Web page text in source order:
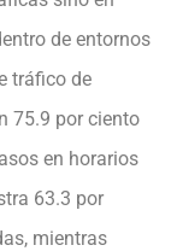
de entornos
tráfico de
75.9 por ciento
en horarios
63.3 por
mientras